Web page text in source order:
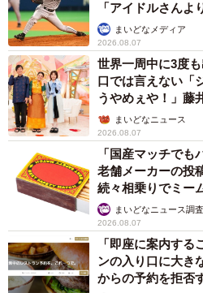
「アイドルさん
か」まいどなメディア
2026.08.07
世界一周中に3度
口では言えない「
うやめぇや！」藤
ん】まいどなニュース
2026.08.07
「国産マッチでも
老舗メーカーの投
続々相乗りでミー
まいどなニュース調
2026.08.07
「即座に案内す
ンの入り口に大
からの予約を拒否